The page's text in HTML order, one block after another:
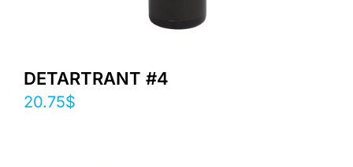
DETARTRANT #4
20.75$